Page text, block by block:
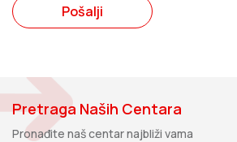
Pošalji
Pretraga Naših Centara
Pronađite naš centar najbliži vama